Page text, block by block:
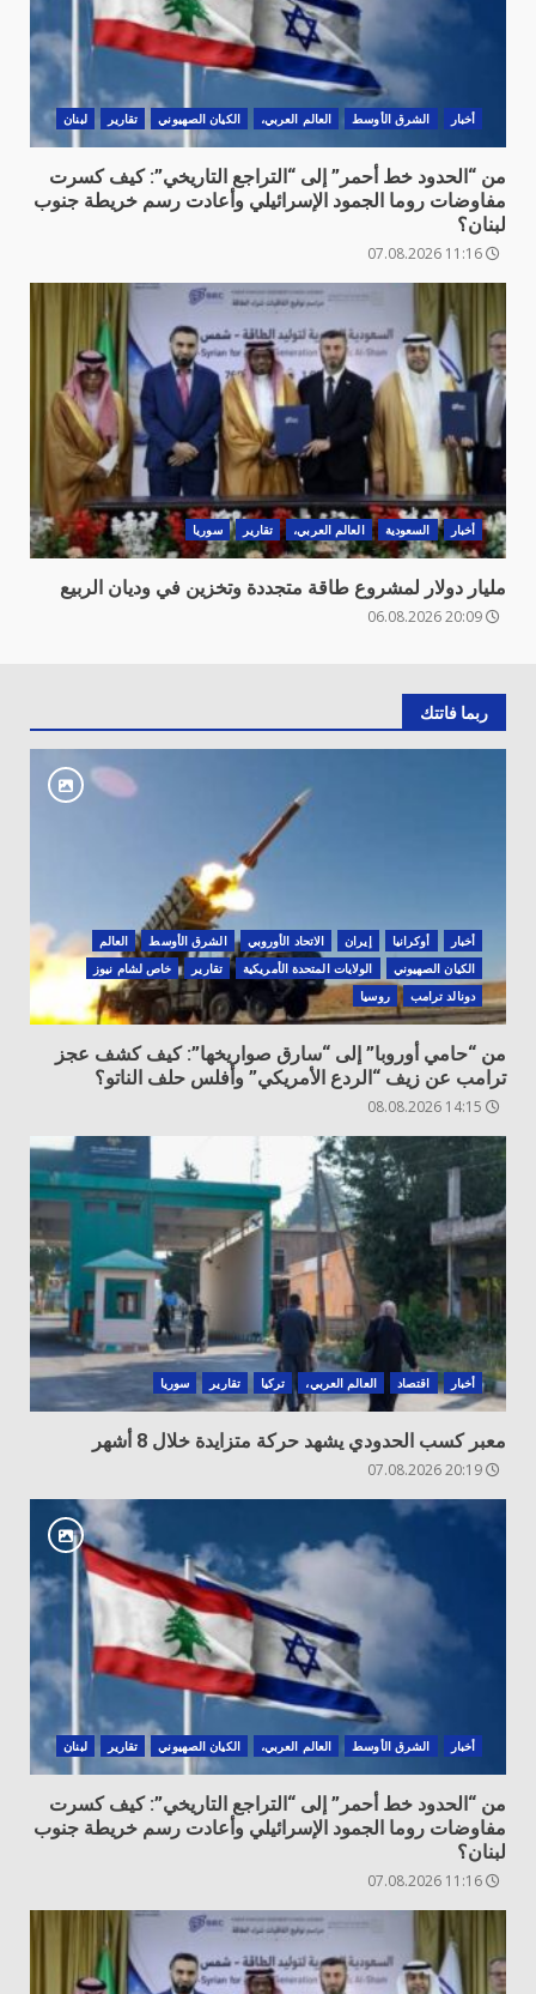
أخبار الشرق الأوسط العالم العربي، الكيان الصهيوني تقارير لبنان
من “الحدود خط أحمر” إلى “التراجع التاريخي”: كيف كسرت
مفاوضات روما الجمود الإسرائيلي وأعادت رسم خريطة جنوب
لبنان؟
أخبار السعودية العالم العربي، تقارير سوريا
مليار دولار لمشروع طاقة متجددة وتخزين في وديان الربيع
ربما فاتتك
أخبار أوكرانيا ‏إيران الاتحاد الأوروبي الشرق الأوسط
العالم
الكيان الصهيوني
الولايات المتحدة الأمريكية تقارير
خاص لشام نيوز
دونالد ترامب
روسيا
من “حامي أوروبا” إلى “سارق صواريخها”: كيف كشف عجز
ترامب عن زيف “الردع الأمريكي” وأفلس حلف الناتو؟
أخبار اقتصاد العالم العربي، تركيا تقارير سوريا
معبر كسب الحدودي يشهد حركة متزايدة خلال 8 أشهر
أخبار الشرق الأوسط العالم العربي، الكيان الصهيوني تقارير لبنان
من “الحدود خط أحمر” إلى “التراجع التاريخي”: كيف كسرت
مفاوضات روما الجمود الإسرائيلي وأعادت رسم خريطة جنوب
لبنان؟